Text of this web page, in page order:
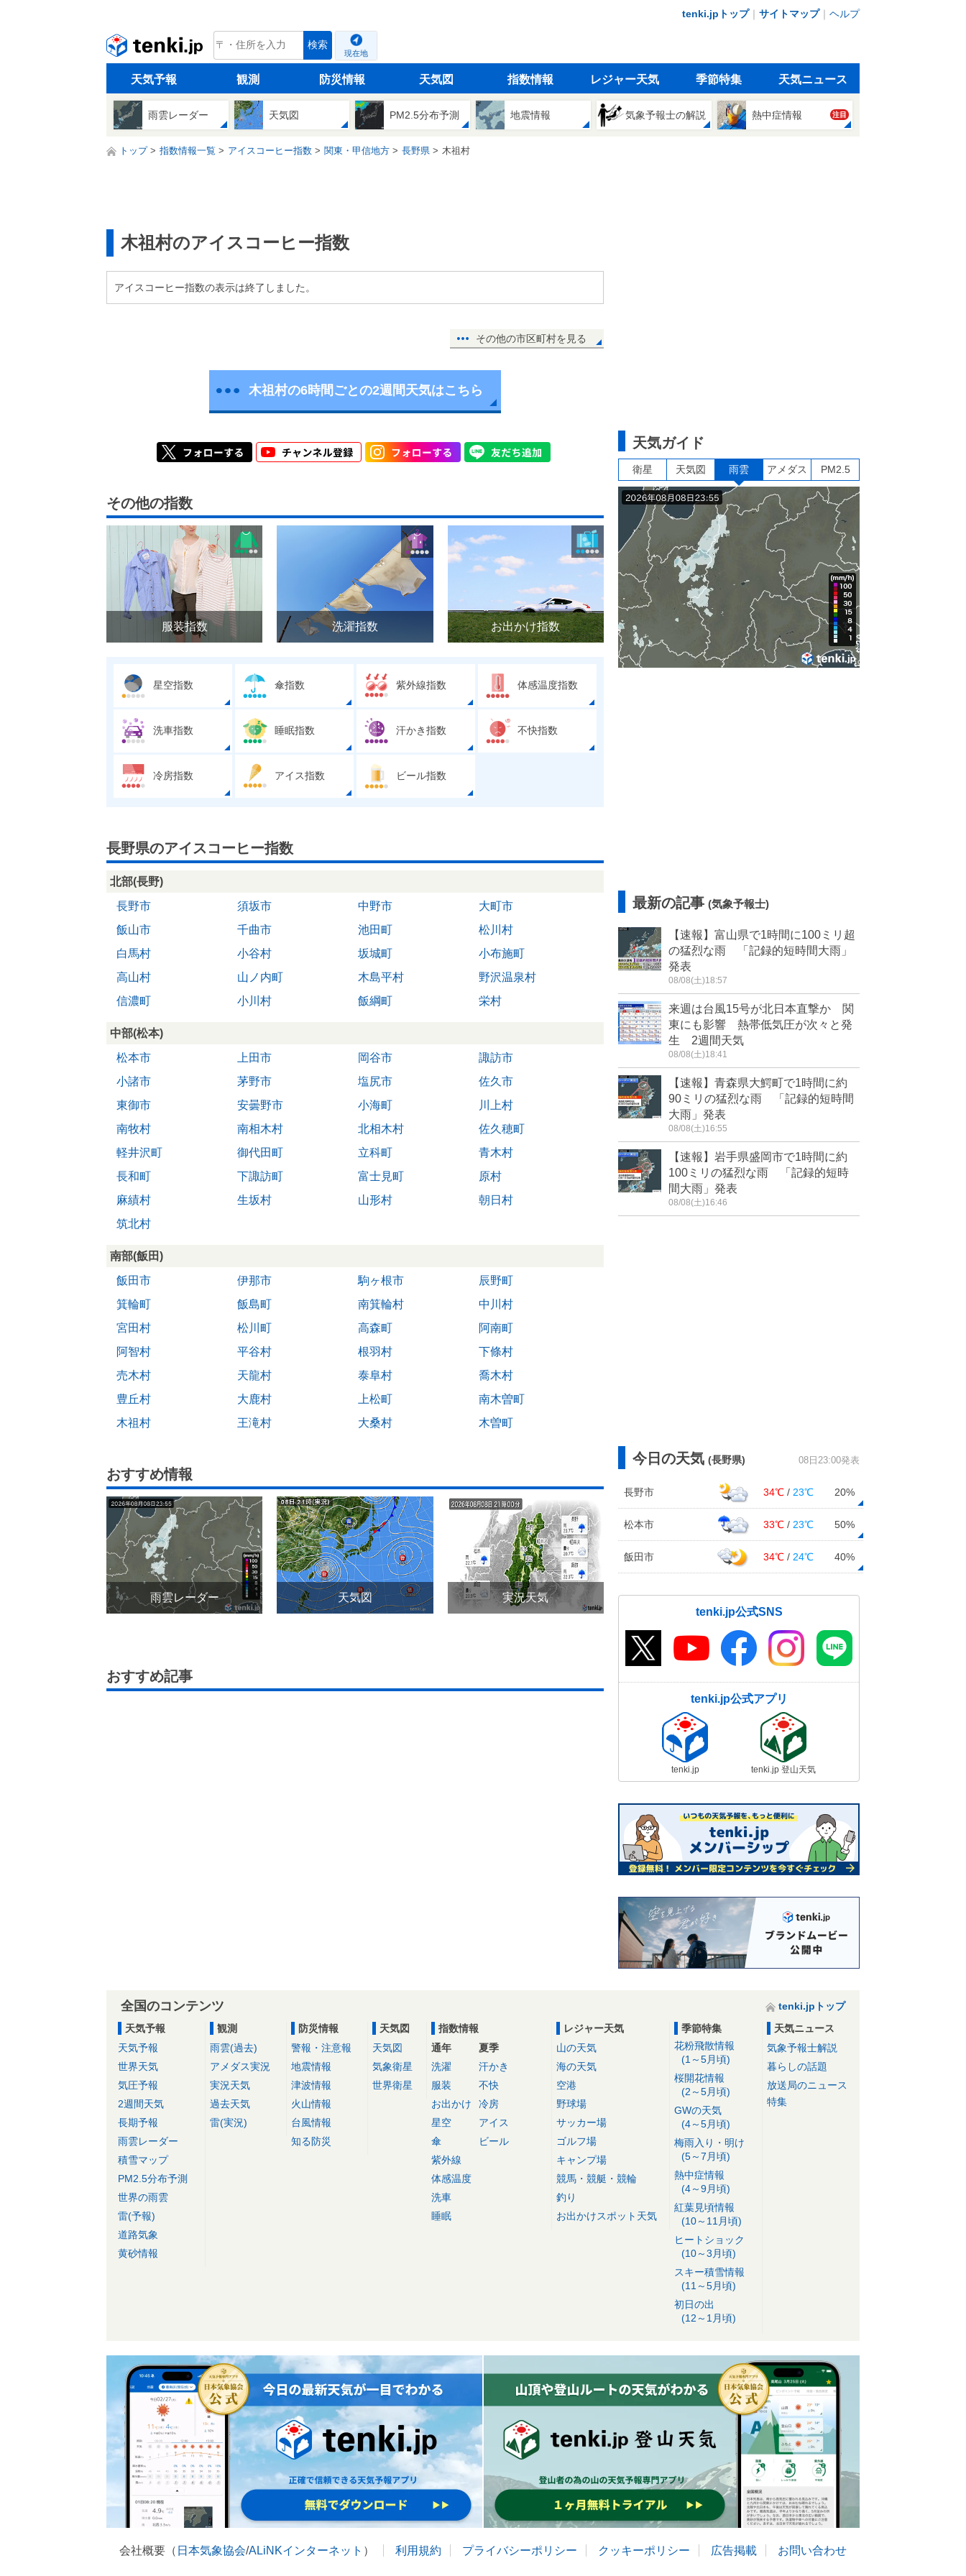
tenki.jpトップ｜ サイトマップ｜ ヘルプ
tenki.jp 検索
現在地
天気予報 観測 防災情報 天気図 指数情報 レジャー天気 季節特集 天気ニュース
雨雲レーダー 天気図 PM2.5分布予測 地震情報 気象予報士の解説 熱中症情報 注目
トップ 指数情報一覧 アイスコーヒー指数 関東・甲信地方 長野県 木祖村
木祖村のアイスコーヒー指数
アイスコーヒー指数の表示は終了しました。
その他の市区町村を見る
木祖村の6時間ごとの2週間天気はこちら
その他の指数
服装指数 洗濯指数 お出かけ指数
星空指数 傘指数 紫外線指数 体感温度指数
洗車指数 睡眠指数 汗かき指数 不快指数
冷房指数 アイス指数 ビール指数
長野県のアイスコーヒー指数
北部(長野)
長野市
須坂市 中野市
大町市
飯山市
千曲市 池田町
松川村
白馬村
小谷村 坂城町
小布施町
高山村
山ノ内町 木島平村
野沢温泉村
信濃町
小川村 飯綱町 栄村
中部(松本)
松本市
上田市 岡谷市
諏訪市
小諸市
茅野市 塩尻市
佐久市
東御市
安曇野市 小海町
川上村
南牧村
南相木村 北相木村
佐久穂町
軽井沢町
御代田町 立科町
青木村
長和町
下諏訪町 富士見町
原村
麻績村
生坂村 山形村
朝日村
筑北村
南部(飯田)
飯田市
伊那市 駒ヶ根市
辰野町
箕輪町
飯島町 南箕輪村
中川村
宮田村
松川町 高森町
阿南町
阿智村
平谷村 根羽村
下條村
売木村
天龍村 泰阜村
喬木村
豊丘村
大鹿村 上松町
南木曽町
木祖村
王滝村 大桑村 木曽町
おすすめ情報
雨雲レーダー 天気図 実況天気
おすすめ記事
天気ガイド
衛星 天気図 雨雲 アメダス PM2.5
最新の記事 (気象予報士)
【速報】富山県で1時間に100ミリ超
の猛烈な雨 「記録的短時間大雨」
発表
08/08(土)18:57
来週は台風15号が北日本直撃か 関
東にも影響 熱帯低気圧が次々と発
生 2週間天気
08/08(土)18:41
【速報】青森県大鰐町で1時間に約
90ミリの猛烈な雨 「記録的短時間
大雨」発表
08/08(土)16:55
【速報】岩手県盛岡市で1時間に約
100ミリの猛烈な雨 「記録的短時
間大雨」発表
08/08(土)16:46
今日の天気 (長野県) 08日23:00発表
長野市 34℃ / 23℃ 20%
松本市 33℃ / 23℃ 50%
飯田市 34℃ / 24℃ 40%
tenki.jp公式SNS
tenki.jp公式アプリ
tenki.jp tenki.jp 登山天気
全国のコンテンツ
tenki.jpトップ
天気予報
天気予報
世界天気
気圧予報
2週間天気
長期予報
雨雲レーダー
積雪マップ
PM2.5分布予測
世界の雨雲
雷(予報)
道路気象
黄砂情報
観測
雨雲(過去)
アメダス実況
実況天気
過去天気
雷(実況)
防災情報
警報・注意報
地震情報
津波情報
火山情報
台風情報
知る防災
天気図
天気図
気象衛星
世界衛星
指数情報
通年
洗濯
服装
お出かけ
星空
傘
紫外線
体感温度
洗車
睡眠
夏季
汗かき
不快
冷房
アイス
ビール
レジャー天気
山の天気
海の天気
空港
野球場
サッカー場
ゴルフ場
キャンプ場
競馬・競艇・競輪
釣り
お出かけスポット天気
季節特集
花粉飛散情報
(1～5月頃)
桜開花情報
(2～5月頃)
GWの天気
(4～5月頃)
梅雨入り・明け
(5～7月頃)
熱中症情報
(4～9月頃)
紅葉見頃情報
(10～11月頃)
ヒートショック
(10～3月頃)
スキー積雪情報
(11～5月頃)
初日の出
(12～1月頃)
天気ニュース
気象予報士解説
暮らしの話題
放送局のニュース
特集
会社概要（ 日本気象協会/ALiNKインターネット ） 利用規約 プライバシーポリシー クッキーポリシー 広告掲載 お問い合わせ